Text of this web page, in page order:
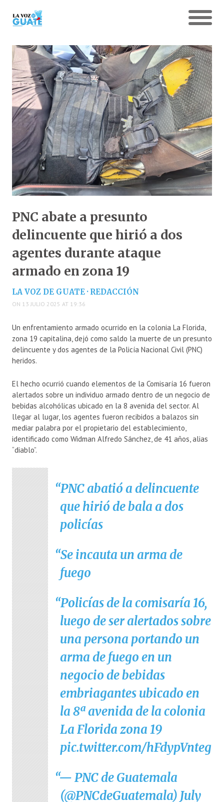
PNC abate a presunto
delincuente que hirió a dos
agentes durante ataque
armado en zona 19
LA VOZ DE GUATE · REDACCIÓN
ON 13 JULIO 2025 AT 19:36
Un enfrentamiento armado ocurrido en la colonia La Florida,
zona 19 capitalina, dejó como saldo la muerte de un presunto
delincuente y dos agentes de la Policía Nacional Civil (PNC)
heridos.
El hecho ocurrió cuando elementos de la Comisaría 16 fueron
alertados sobre un individuo armado dentro de un negocio de
bebidas alcohólicas ubicado en la 8 avenida del sector. Al
llegar al lugar, los agentes fueron recibidos a balazos sin
mediar palabra por el propietario del establecimiento,
identificado como Widman Alfredo Sánchez, de 41 años, alias
“diablo”.
PNC abatió a delincuente
que hirió de bala a dos
policías
Se incauta un arma de
fuego
Policías de la comisaría 16,
luego de ser alertados sobre
una persona portando un
arma de fuego en un
negocio de bebidas
embriagantes ubicado en
la 8ª avenida de la colonia
La Florida zona 19
pic.twitter.com/hFdypVnteg
— PNC de Guatemala
(@PNCdeGuatemala) July